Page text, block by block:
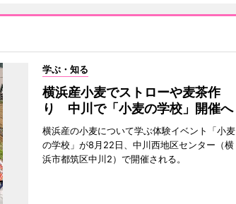
学ぶ・知る
横浜産小麦でストローや麦茶作
り 中川で「小麦の学校」開催へ
横浜産の小麦について学ぶ体験イベント「小麦
の学校」が8月22日、中川西地区センター（横
浜市都筑区中川2）で開催される。